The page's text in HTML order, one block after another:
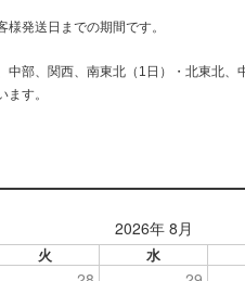
発送日までの期間です。
部、関西、南東北（1日）・北東北、
す。
2026年 8月
火 水